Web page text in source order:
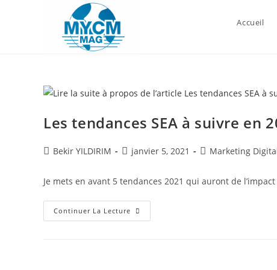
Accueil
Les tendances SEA à suivre en
Auteur/autrice
publication :
Bekir YILDIRIM
Publication
janvier 5, 2021
PostMarketing
Je mets en avant 5 tendances 2021 qui auront de
Continuer La Lecture Les
Tendances